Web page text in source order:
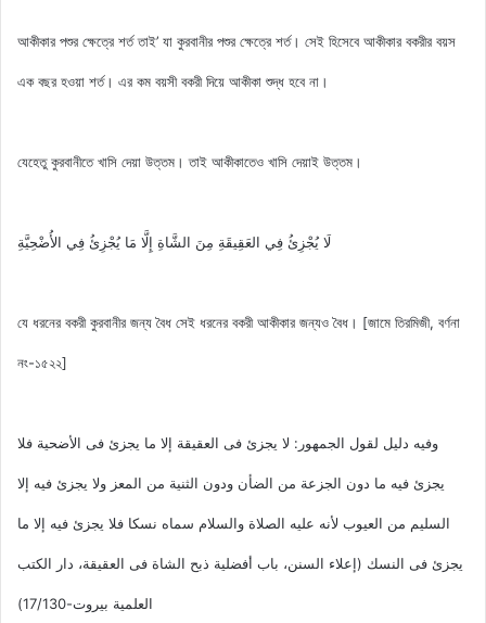
আকীকার পশুর ক্ষেত্রে শর্ত তাই’ যা কুরবানীর পশুর ক্ষেত্রে শর্ত। সেই হিসেবে আকীকার বকরীর বয়স
এক বছর হওয়া শর্ত। এর কম বয়সী বকরী দিয়ে আকীকা শুদ্ধ হবে না।
যেহেতু কুরবানীতে খাসি দেয়া উত্তম। তাই আকীকাতেও খাসি দেয়াই উত্তম।
لَا يُجْزِئُ ‌فِي ‌العَقِيقَةِ ‌مِنَ ‌الشَّاةِ إِلَّا مَا يُجْزِئُ فِي الأُضْحِيَّةِ
যে ধরনের বকরী কুরবানীর জন্য বৈধ সেই ধরনের বকরী আকীকার জন্যও বৈধ। [জামে তিরমিজী, বর্ণনা
নং-১৫২২]
وفيه دليل لقول الجمهور: لا يجزئ فى العقيقة إلا ما يجزئ فى الأضحية فلا
يجزئ فيه ما دون الجزعة من الضأن ودون الثنية من المعز ولا يجزئ فيه إلا
السليم من العيوب لأنه عليه الصلاة والسلام سماه نسكا فلا يجزئ فيه إلا ما
يجزئ فى النسك (إعلاء السنن، باب أفضلية ذبح الشاة فى العقيقة، دار الكتب
العلمية بيروت-17/130)